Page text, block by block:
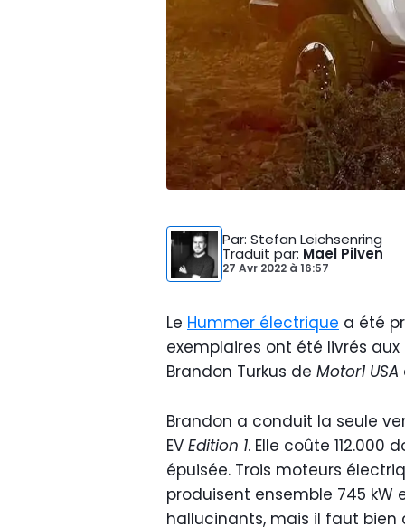
Par: Stefan Leichsenring
Traduit par: Mael Pilven
27 Avr 2022 à 16:57
Le Hummer électrique a été
exemplaires ont été livrés
Brandon Turkus de Motor1 USA
Brandon a conduit la seule
EV Edition 1. Elle coûte 112.000
épuisée. Trois moteurs
produisent ensemble 745 kW
hallucinants, mais il faut